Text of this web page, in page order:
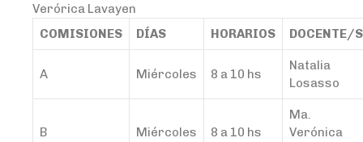
Verórica Lavayen
COMISIONES
DÍAS HORARIOS DOCENTE/S
A Miércoles 8 a 10 hs
Natalia
Losasso
B Miércoles 8 a 10 hs
Ma.
Verónica